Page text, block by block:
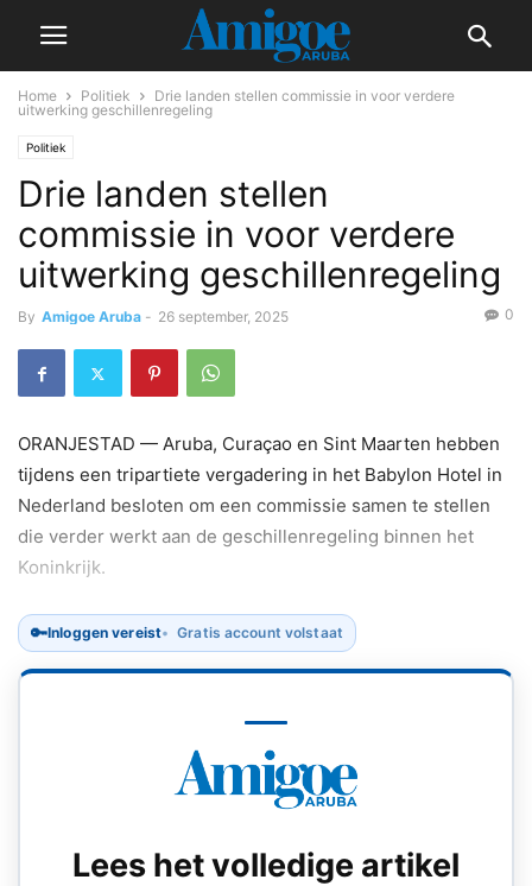
Home Politiek
Drie landen stellen commissie in voor verdere
uitwerking geschillenregeling
Politiek
Drie landen stellen
commissie in voor verdere
uitwerking geschillenregeling
By Amigoe Aruba - 26 september, 2025 0
ORANJESTAD — Aruba, Curaçao en Sint Maarten hebben
tijdens een tripartiete vergadering in het Babylon Hotel in
Nederland besloten om een commissie samen te stellen
die verder werkt aan de geschillenregeling binnen het
Koninkrijk.
🔑Inloggen vereist Gratis account volstaat
Lees het volledige artikel